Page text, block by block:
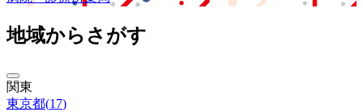
地域からさがす
関東
東京都(17)